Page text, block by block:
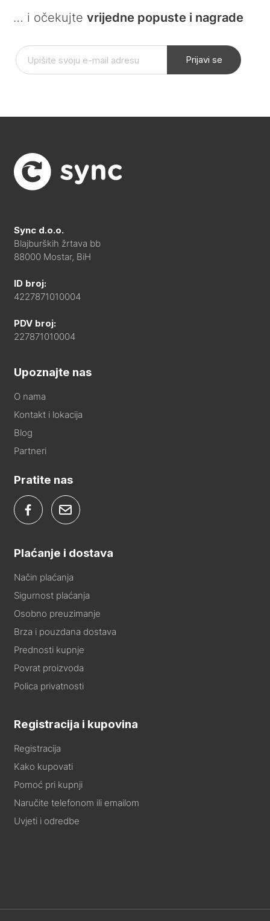
… i očekujte vrijedne popuste i nagrade
Prijavi se
Sync d.o.o.
Blajburških žrtava bb
88000 Mostar, BiH
ID broj:
4227871010004
PDV broj:
227871010004
Upoznajte nas
O nama
Kontakt i lokacija
Blog
Partneri
Pratite nas
Plaćanje i dostava
Način plaćanja
Sigurnost plaćanja
Osobno preuzimanje
Brza i pouzdana dostava
Prednosti kupnje
Povrat proizvoda
Polica privatnosti
Registracija i kupovina
Registracija
Kako kupovati
Pomoć pri kupnji
Naručite telefonom ili emailom
Uvjeti i odredbe